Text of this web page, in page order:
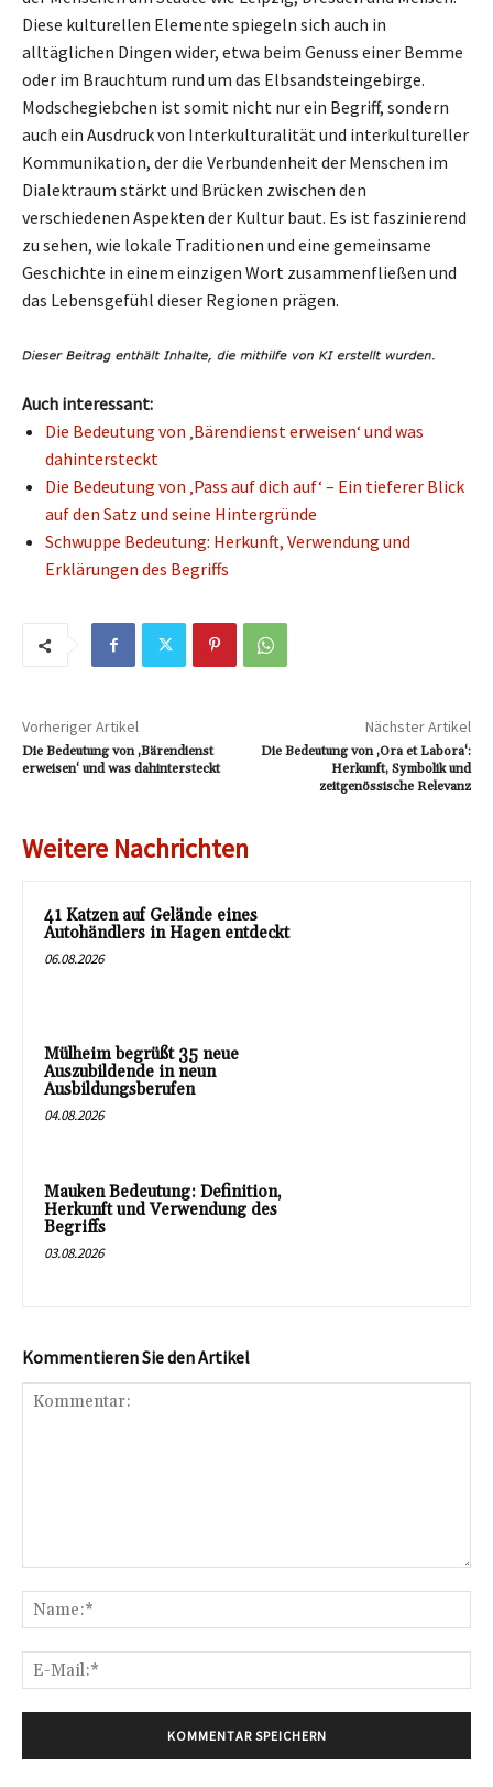
Diese kulturellen Elemente spiegeln sich auch in
alltäglichen Dingen wider, etwa beim Genuss einer Bemme
oder im Brauchtum rund um das Elbsandsteingebirge.
Modschegiebchen ist somit nicht nur ein Begriff, sondern
auch ein Ausdruck von Interkulturalität und interkultureller
Kommunikation, der die Verbundenheit der Menschen im
Dialektraum stärkt und Brücken zwischen den
verschiedenen Aspekten der Kultur baut. Es ist faszinierend
zu sehen, wie lokale Traditionen und eine gemeinsame
Geschichte in einem einzigen Wort zusammenfließen und
das Lebensgefühl dieser Regionen prägen.
Auch interessant:
Die Bedeutung von ‚Bärendienst erweisen‘ und was
dahintersteckt
Die Bedeutung von ‚Pass auf dich auf‘ – Ein tieferer Blick
auf den Satz und seine Hintergründe
Schwuppe Bedeutung: Herkunft, Verwendung und
Erklärungen des Begriffs
Vorheriger Artikel
Die Bedeutung von ‚Bärendienst
erweisen‘ und was dahintersteckt
Nächster Artikel
Die Bedeutung von ‚Ora et Labora‘:
Herkunft, Symbolik und
zeitgenössische Relevanz
Weitere Nachrichten
41 Katzen auf Gelände eines
Autohändlers in Hagen entdeckt
06.08.2026
Mülheim begrüßt 35 neue
Auszubildende in neun
Ausbildungsberufen
04.08.2026
Mauken Bedeutung: Definition,
Herkunft und Verwendung des
Begriffs
03.08.2026
Kommentieren Sie den Artikel